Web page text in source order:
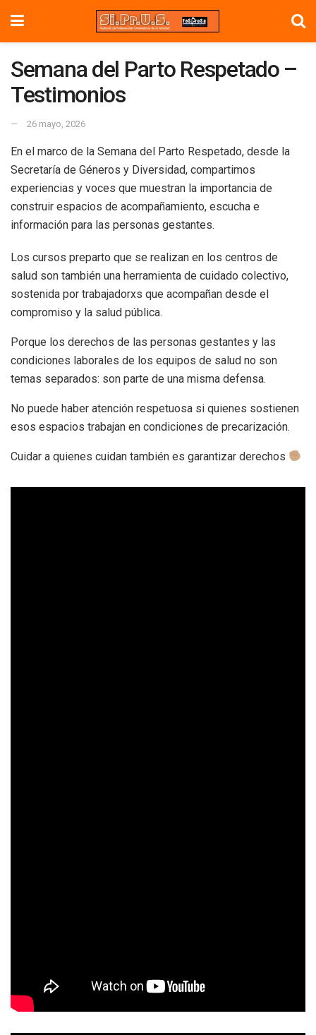
Semana del Parto Respetado –
Testimonios
26 mayo, 2026
En el marco de la Semana del Parto Respetado, desde la
Secretaría de Géneros y Diversidad, compartimos
experiencias y voces que muestran la importancia de
construir espacios de acompañamiento, escucha e
información para las personas gestantes.
Los cursos preparto que se realizan en los centros de
salud son también una herramienta de cuidado colectivo,
sostenida por trabajadorxs que acompañan desde el
compromiso y la salud pública.
Porque los derechos de las personas gestantes y las
condiciones laborales de los equipos de salud no son
temas separados: son parte de una misma defensa.
No puede haber atención respetuosa si quienes sostienen
esos espacios trabajan en condiciones de precarización.
Cuidar a quienes cuidan también es garantizar derechos